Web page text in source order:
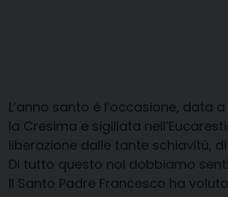
L’anno santo è l’occasione,
la Cresima e sigillata
liberazione dalle tante schiavitù,
Di tutto questo noi dobbiamo
Il Santo Padre Francesco ha